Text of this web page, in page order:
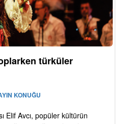
türküler
KONUĞU
Elif Avcı, popüler kültürün